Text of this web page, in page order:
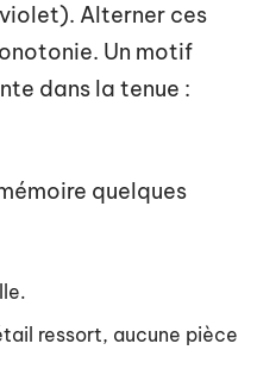
Alterner ces
Un motif
dans la tenue :
quelques
ressort, aucune pièce